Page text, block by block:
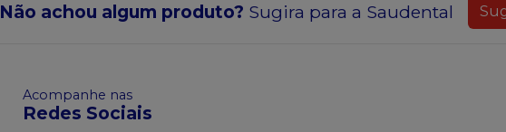
Não achou algum produto? Sugira para a Saudental
Acompanhe nas
Redes Sociais